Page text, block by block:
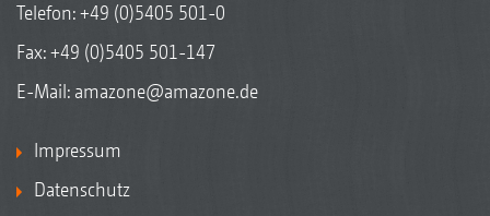
Telefon:+49 (0)5405 501-0
Fax: +49 (0)5405 501-147
E-Mail: amazone@amazone.de
Impressum
Datenschutz